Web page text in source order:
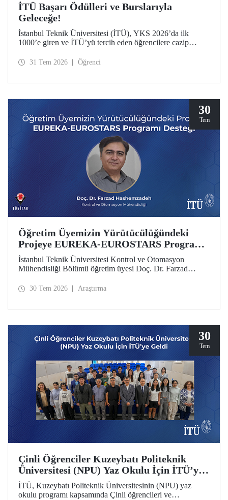
İTÜ Başarı Ödülleri ve Burslarıyla
Geleceğe!
İstanbul Teknik Üniversitesi (İTÜ), YKS 2026’da ilk
1000’e giren ve İTÜ’yü tercih eden öğrencilere cazip
31 Tem 2026 Öğrenci
30
Tem
Öğretim Üyemizin Yürütücülüğündeki
Projeye EUREKA-EUROSTARS Programı
Desteği
İstanbul Teknik Üniversitesi Kontrol ve Otomasyon
Mühendisliği Bölümü öğretim üyesi Doç. Dr. Farzad
Driven Resilient Power Systems: Revolutionizing Energy
30 Tem 2026 Araştırma
30
Tem
Çinli Öğrenciler Kuzeybatı Politeknik
Üniversitesi (NPU) Yaz Okulu İçin İTÜ’ye
Geldi
İTÜ, Kuzeybatı Politeknik Üniversitesinin (NPU) yaz
okulu programı kapsamında Çinli öğrencileri ve